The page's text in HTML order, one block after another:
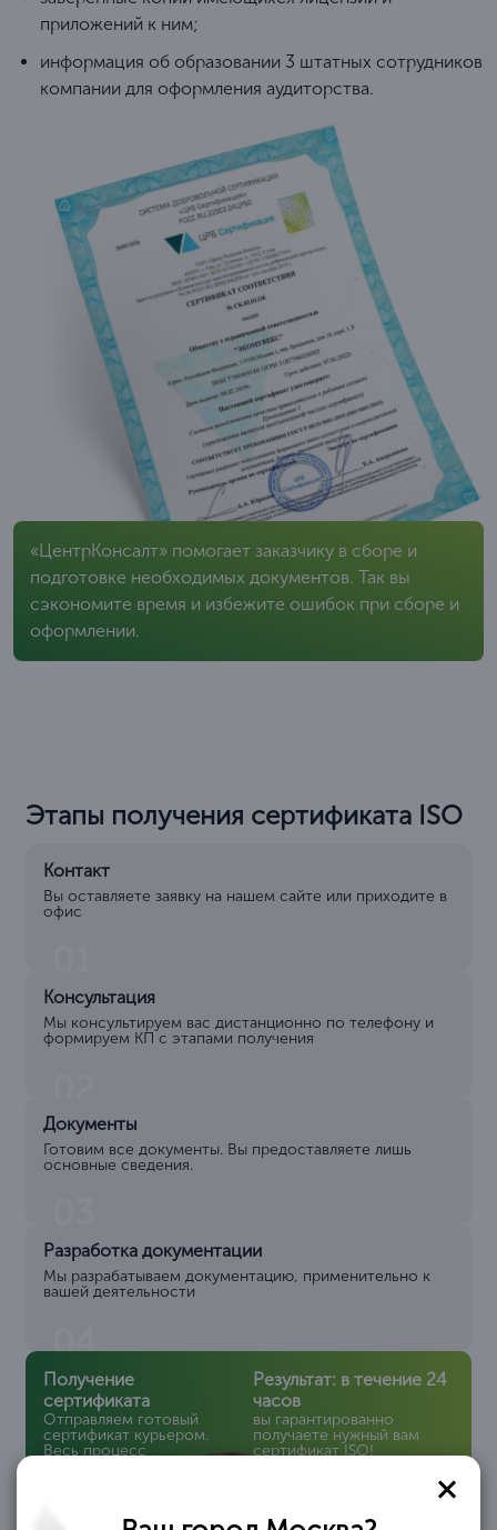
приложений к ним;
информация об образовании 3 штатных сотрудников
компании для оформления аудиторства.
«ЦентрКонсалт» помогает заказчику в сборе и
подготовке необходимых документов. Так вы
сэкономите время и избежите ошибок при сборе и
оформлении.
Этапы получения сертификата ISO
Контакт
Вы оставляете заявку на нашем сайте или приходите в
офис
Консультация
Мы консультируем вас дистанционно по телефону и
формируем КП с этапами получения
Документы
Готовим все документы. Вы предоставляете лишь
основные сведения.
Разработка документации
Мы разрабатываем документацию, применительно к
вашей деятельности
04
Получение
сертификата
Отправляем готовый
сертификат курьером.
Весь процесс
Результат: в течение 24
часов
вы гарантированно
получаете нужный вам
сертификат ISO!